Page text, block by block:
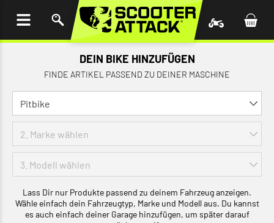
DEIN BIKE HINZUFÜGEN
FINDE ARTIKEL PASSEND ZU DEINER MASCHINE
Lass Dir nur Produkte passend zu deinem Fahrzeug anzeigen.
Wähle einfach dein Fahrzeugtyp, Marke und Modell aus. Du kannst
es auch einfach deiner Garage hinzufügen, um später darauf